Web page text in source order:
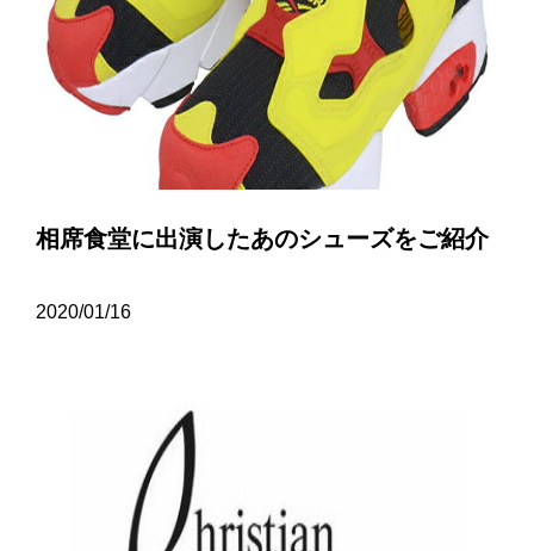
相席食堂に出演したあのシューズをご紹介
2020/01/16